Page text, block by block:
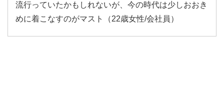
流行っていたかもしれないが、今の時代は少しおおき
めに着こなすのがマスト（22歳女性/会社員）